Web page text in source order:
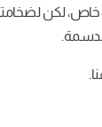
لكن لضخامته